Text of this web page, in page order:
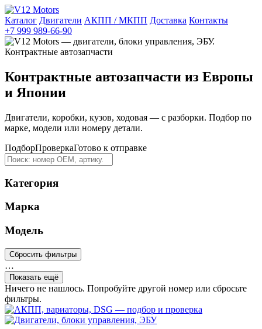
Каталог Двигатели АКПП / МКПП Доставка Контакты
+7 999 989-66-90
Контрактные автозапчасти из Европы
и Японии
Двигатели, коробки, кузов, ходовая — с разборки. Подбор по
марке, модели или номеру детали.
ПодборПроверкаГотово к отправке
Категория
Марка
Модель
Сбросить фильтры
…
Показать ещё
Ничего не нашлось. Попробуйте другой номер или сбросьте
фильтры.